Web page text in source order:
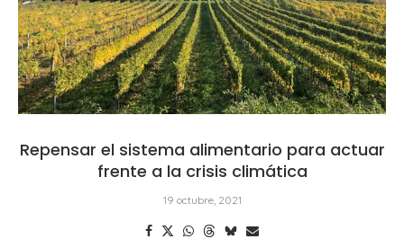
Repensar el sistema alimentario para actuar
frente a la crisis climática
19 octubre, 2021